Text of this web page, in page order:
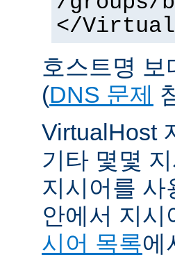
</
호스트명
(DNS 문제
VirtualHost
기타 몇몇
지시어를 사
안에서 지
시어 목록에